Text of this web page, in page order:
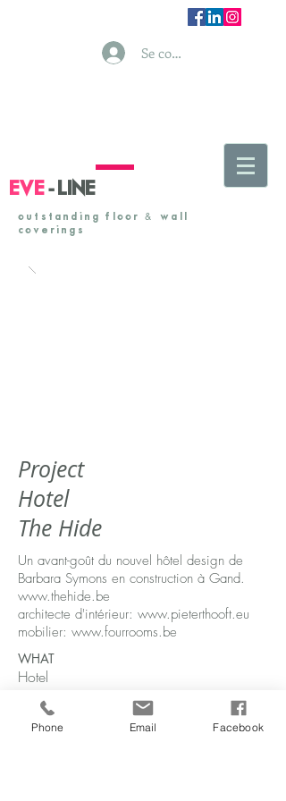
Se connecter
EVE - LINE
outstanding floor &
& wall
coverings
Project
Hotel
The Hide
Un avant-goût du nouvel hôtel design de
Barbara Symons en construction à Gand.
www.thehide.be
architecte d'intérieur: www.pieterthooft.eu
mobilier: www.fourrooms.be
WHAT
Hotel
WHERE
Gent
Phone Email Facebook